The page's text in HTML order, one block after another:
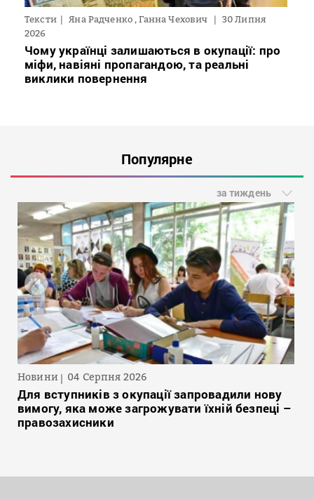
Тексти Яна Радченко , Ганна Чехович
30 Липня
2026
Чому українці залишаються в окупації: про
міфи, навіяні пропагандою, та реальні
виклики повернення
Популярне
за тиждень
Новини 04 Серпня 2026
Для вступників з окупації запровадили нову
вимогу, яка може загрожувати їхній безпеці –
правозахисники